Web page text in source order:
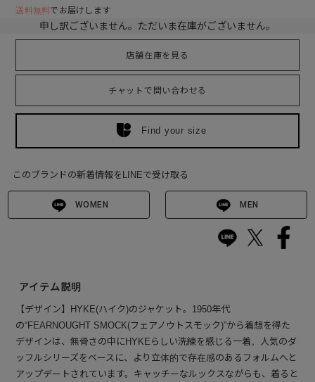
送料無料でお届けします
申し訳ございません。ただいま在庫がございません。
店舗在庫を見る
チャットで問い合わせる
Find your size
このブランドの新着情報をLINEで受け取る
WOMEN MEN
アイテム説明
【デザイン】HYKE(ハイク)のジャケット。1950年代
の“FEARNOUGHT SMOCK(フェアノウトスモック)”から着想を得た
デザインは、無骨さの中にHYKEらしい洗練を感じる一着。人気のダ
ッフルシリーズをベースに、より立体的で存在感のあるフォルムへと
アップデートされています。キャッチーなルックスながらも、着ると